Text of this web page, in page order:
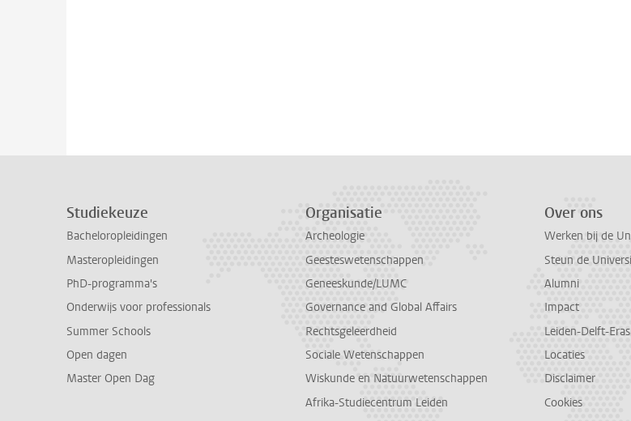
Studiekeuze
Bacheloropleidingen
Masteropleidingen
PhD-programma's
Onderwijs voor professionals
Summer Schools
Open dagen
Master Open Dag
Organisatie
Archeologie
Geesteswetenschappen
Geneeskunde/LUMC
Governance and Global Affairs
Rechtsgeleerdheid
Sociale Wetenschappen
Wiskunde en Natuurwetenschappen
Afrika-Studiecentrum Leiden
Over ons
Werken bij de
Steun de
Alumni
Impact
Leiden-Delft-
Locaties
Disclaimer
Cookies